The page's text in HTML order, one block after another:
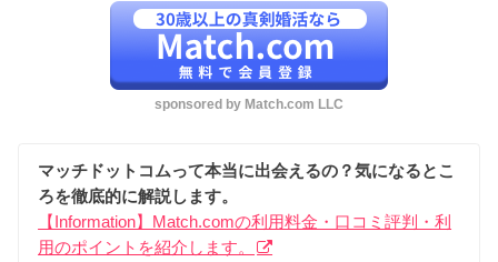
sponsored by Match.com LLC
マッチドットコムって本当に出会えるの？気になるとこ
ろを徹底的に解説します。
【Information】Match.comの利用料金・口コミ評判・利
用のポイントを紹介します。